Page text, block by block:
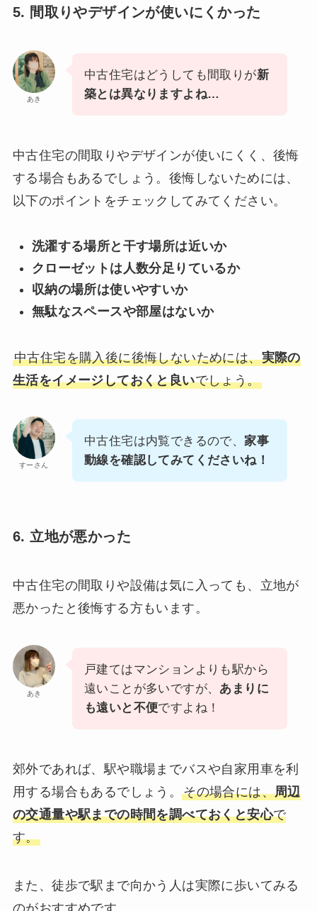
5. 間取りやデザインが使いにくかった
あき
中古住宅はどうしても間取りが新
築とは異なりますよね…
中古住宅の間取りやデザインが使いにくく、後悔
する場合もあるでしょう。後悔しないためには、
以下のポイントをチェックしてみてください。
洗濯する場所と干す場所は近いか
クローゼットは人数分足りているか
収納の場所は使いやすいか
無駄なスペースや部屋はないか
中古住宅を購入後に後悔しないためには、実際の
生活をイメージしておくと良いでしょう。
すーさん
中古住宅は内覧できるので、家事
動線を確認してみてくださいね！
6. 立地が悪かった
中古住宅の間取りや設備は気に入っても、立地が
悪かったと後悔する方もいます。
あき
戸建てはマンションよりも駅から
遠いことが多いですが、 あまりに
も遠いと不便ですよね！
郊外であれば、駅や職場までバスや自家用車を利
用する場合もあるでしょう。その場合には、周辺
の交通量や駅までの時間を調べておくと安心で
す。
また、徒歩で駅まで向かう人は実際に歩いてみる
のがおすすめです。